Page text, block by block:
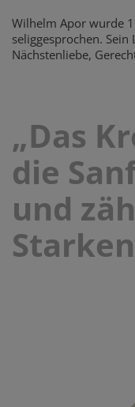
Wilhelm Apor wurde
seliggesprochen.
Nächstenliebe,
„Das
die
und